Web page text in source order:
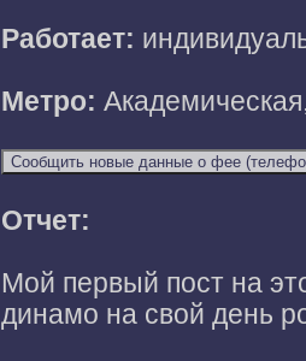
Работает:
Метро:
Отчет:
Мой первый пост на
динамо на свой день